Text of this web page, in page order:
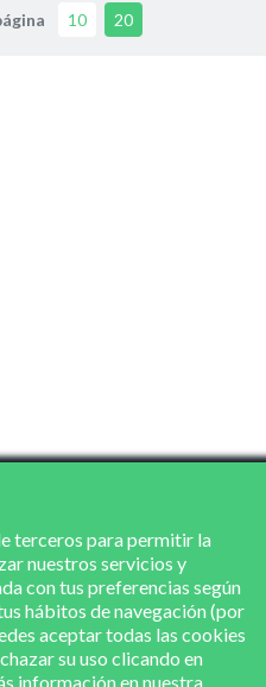
10 20
terceros para permitir la
nuestros servicios y
con tus preferencias según
hábitos de navegación (por
aceptar todas las cookies
su uso clicando en
información en nuestra